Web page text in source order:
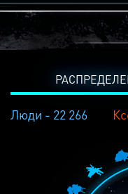
Люди - 22 266